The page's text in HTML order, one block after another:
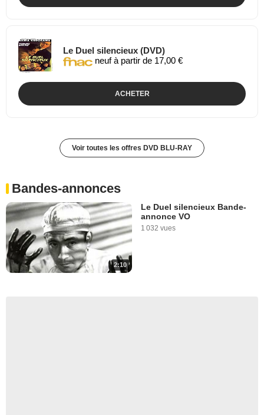
Le Duel silencieux (DVD)
neuf à partir de 17,00 €
ACHETER
Voir toutes les offres DVD BLU-RAY
Bandes-annonces
2:10
Le Duel silencieux Bande-
annonce VO
1 032 vues